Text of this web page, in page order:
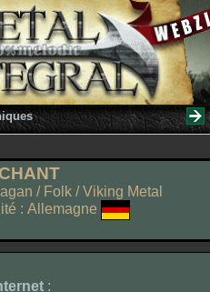
/ Folk / Viking Metal
: Allemagne
: